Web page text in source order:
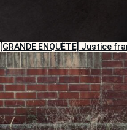
[GRANDE ENQUÊTE] Justice